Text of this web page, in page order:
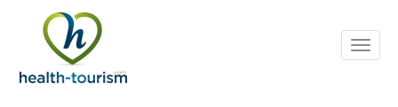
includes